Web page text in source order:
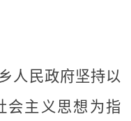
人民政府坚持以
会主义思想为指